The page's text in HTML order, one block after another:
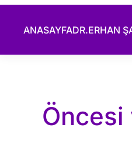
ANASAYFADR.ERHAN
Öncesi